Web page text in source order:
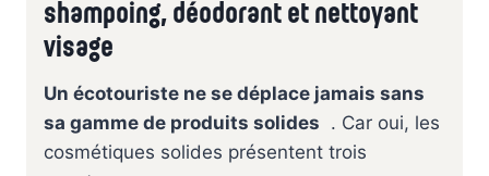
shampoing, déodorant et nettoyant
visage
Un écotouriste ne se déplace jamais sans
sa gamme de produits solides . Car oui, les
cosmétiques solides présentent trois